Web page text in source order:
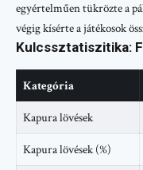
egyértelműen tükrözte a
végig kísérte a játékosok
Kulcssztatiszitika:
Kategória
Kapura lövések
Kapura lövések (%)